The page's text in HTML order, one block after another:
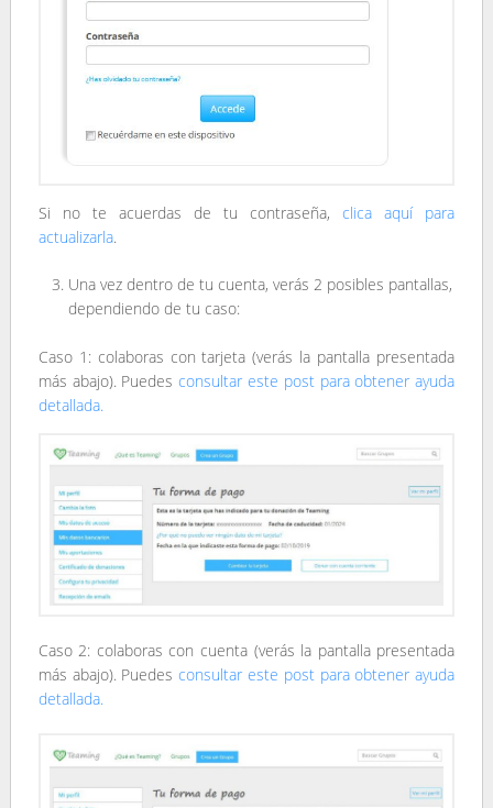
Si no te acuerdas de tu contraseña,clica aquí para
actualizarla.
Una vez dentro de tu cuenta, verás 2 posibles pantallas,
dependiendo de tu caso:
Caso 1: colaboras con tarjeta (verás la pantalla presentada
más abajo). Puedesconsultar este post para obtener ayuda
detallada.
Caso 2: colaboras con cuenta (verás la pantalla presentada
más abajo). Puedesconsultar este post para obtener ayuda
detallada.